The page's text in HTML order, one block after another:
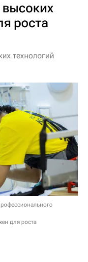
роста
технологий
для роста